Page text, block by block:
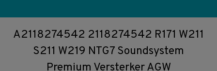
A2118274542 2118274542 R171 W211
S211 W219 NTG7 Soundsystem
Premium Versterker AGW